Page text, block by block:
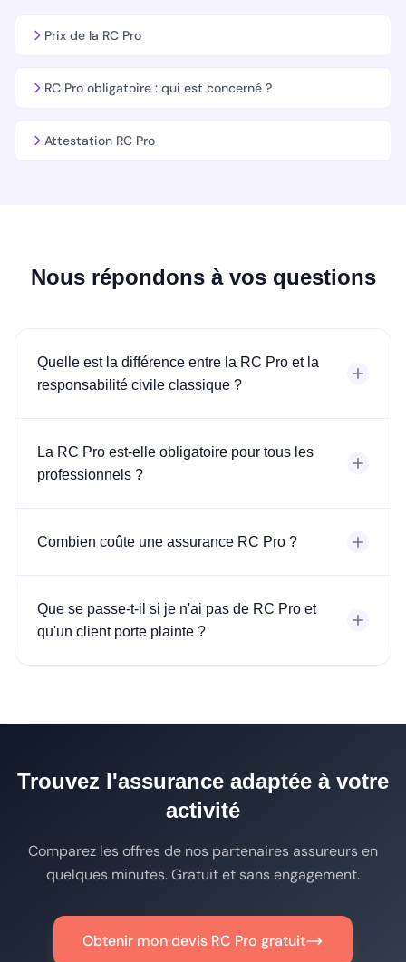
Prix de la RC Pro
RC Pro obligatoire : qui est concerné ?
Attestation RC Pro
Nous répondons à vos questions
Quelle est la différence entre la RC Pro et la
responsabilité civile classique ?
La RC Pro est-elle obligatoire pour tous les
professionnels ?
Combien coûte une assurance RC Pro ?
Que se passe-t-il si je n'ai pas de RC Pro et
qu'un client porte plainte ?
Trouvez l'assurance adaptée à votre
activité
Comparez les offres de nos partenaires assureurs en
quelques minutes. Gratuit et sans engagement.
Obtenir mon devis RC Pro gratuit